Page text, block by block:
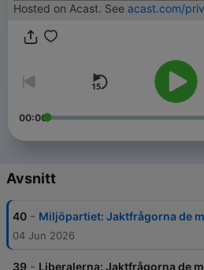
Hosted on Acast. See acast.com/
00:00
Avsnitt
40 - Miljöpartiet: Jaktfrågorna de
04 Jun 2026
39 - Liberalerna: Jaktfrågorna de